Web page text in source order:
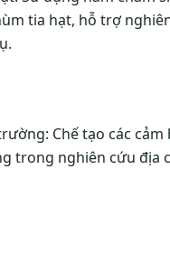
tia hạt, hỗ trợ
Chế tạo các cảm
trong nghiên cứu địa